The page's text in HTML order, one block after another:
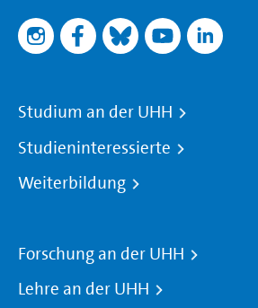
Studium an der UHH
Studieninteressierte
Weiterbildung
Forschung an der UHH
Lehre an der UHH